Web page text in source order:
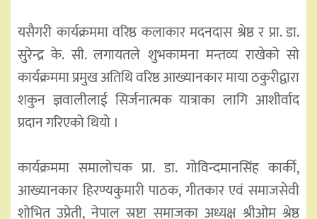
यसैगरी कार्यक्रममा वरिष्ठ कलाकार मदनदास श्रेष्ठ र प्रा. डा.
सुरेन्द्र के. सी. लगायतले शुभकामना मन्तव्य राखेको सो
कार्यक्रममा प्रमुख अतिथि वरिष्ठ आख्यानकार माया ठकुरीद्वारा
शकुन ज्ञवालीलाई सिर्जनात्मक यात्राका लागि आशीर्वाद
प्रदान गरिएको थियो ।
कार्यक्रममा समालोचक प्रा. डा. गोविन्दमानसिंह कार्की,
आख्यानकार हिरण्यकुमारी पाठक, गीतकार एवं समाजसेवी
शोभित उप्रेती, नेपाल स्रष्टा समाजका अध्यक्ष श्रीओम श्रेष्ठ